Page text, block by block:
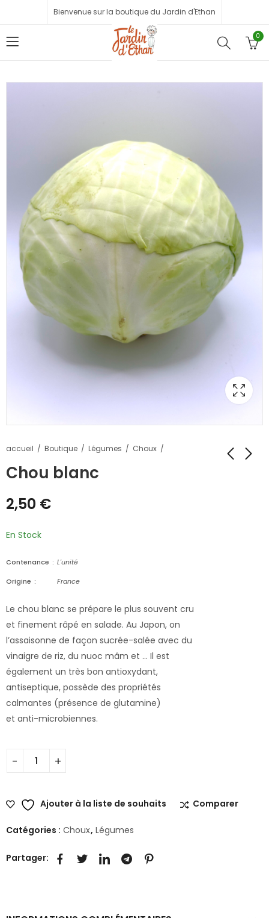
Bienvenue sur la boutique du Jardin d'Ethan
0
accueil Boutique Légumes Choux
Chou blanc
2,50 €
En Stock
Contenance
L'unité
Origine
France
Le chou blanc se prépare le plus souvent cru
et finement râpé en salade. Au Japon, on
l’assaisonne de façon sucrée-salée avec du
vinaigre de riz, du nuoc mâm et … Il est
également un très bon antioxydant,
antiseptique, possède des propriétés
calmantes (présence de glutamine)
et anti-microbiennes.
Ajouter à la liste de souhaits Comparer
Catégories : Choux, Légumes
Partager: